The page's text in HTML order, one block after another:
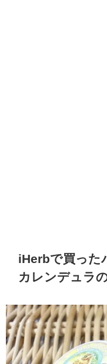
iHerbで買った
カレンデュラ